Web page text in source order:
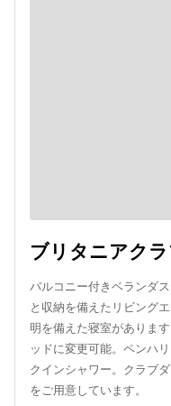
ブリタニアク
バルコニー付きベランダ
と収納を備えたリビング
明を備えた寝室がありま
ッドに変更可能。ペンハ
クインシャワー。クラブ
をご用意しています。